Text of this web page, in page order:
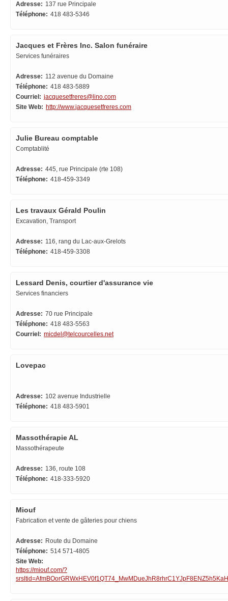
Adresse: 137 rue Principale
Téléphone: 418 483-5346
Jacques et Frères Inc. Salon funéraire
Services funéraires
Adresse: 112 avenue du Domaine
Téléphone: 418 483-5889
Courriel: jacquesetfreres@lino.com
Site Web: http://www.jacquesetfreres.com
Julie Bureau comptable
Comptablité
Adresse: 445, rue Principale (rte 108)
Téléphone: 418-459-3349
Les travaux Gérald Poulin
Excavation, Transport
Adresse: 116, rang du Lac-aux-Grelots
Téléphone: 418-459-3308
Lessard Denis, courtier d'assurance vie
Services financiers
Adresse: 70 rue Principale
Téléphone: 418 483-5563
Courriel: micdel@telcourcelles.net
Lovepac
Adresse: 102 avenue Industrielle
Téléphone: 418 483-5901
Massothérapie AL
Massothérapeute
Adresse: 136, route 108
Téléphone: 418-333-5920
Miouf
Fabrication et vente de gâteries pour chiens
Adresse: Route du Domaine
Téléphone: 514 571-4805
Site Web:
https://miouf.com/?